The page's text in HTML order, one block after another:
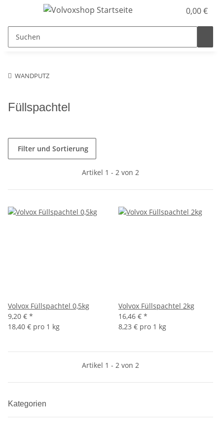
0,00 €
WANDPUTZ
Füllspachtel
Filter und Sortierung
Artikel 1 - 2 von 2
Volvox Füllspachtel 0,5kg
9,20 € *
18,40 € pro 1 kg
Volvox Füllspachtel 2kg
16,46 € *
8,23 € pro 1 kg
Artikel 1 - 2 von 2
Kategorien